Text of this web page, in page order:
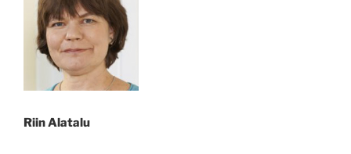
Riin Alatalu